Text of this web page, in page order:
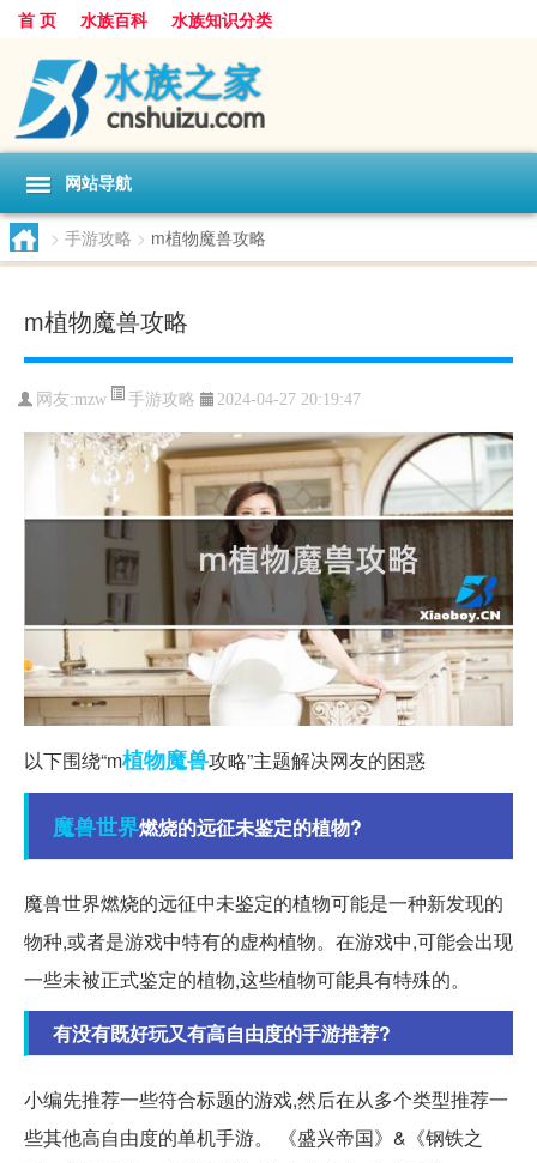
首 页 水族百科 水族知识分类
网站导航
> 手游攻略 > m植物魔兽攻略
m植物魔兽攻略
网友:mzw 手游攻略 2024-04-27 20:19:47
以下围绕“m植物魔兽攻略”主题解决网友的困惑
魔兽世界燃烧的远征未鉴定的植物?
魔兽世界燃烧的远征中未鉴定的植物可能是一种新发现的
物种,或者是游戏中特有的虚构植物。在游戏中,可能会出现
一些未被正式鉴定的植物,这些植物可能具有特殊的。
有没有既好玩又有高自由度的手游推荐?
小编先推荐一些符合标题的游戏,然后在从多个类型推荐一
些其他高自由度的单机手游。 《盛兴帝国》&《钢铁之